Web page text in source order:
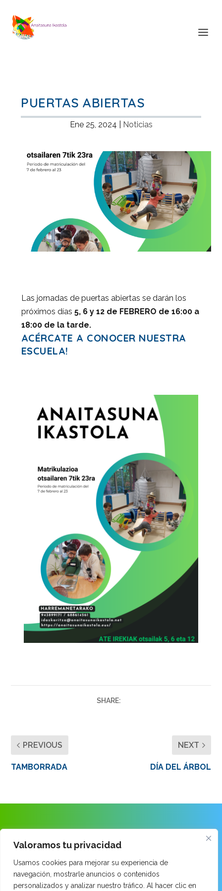
Valoramos tu privacidad
Usamos cookies para mejorar su experiencia de
navegación, mostrarle anuncios o contenidos
personalizados y analizar nuestro tráfico. Al hacer clic en
PUERTAS ABIERTAS
Ene 25, 2024 Noticias
Las jornadas de puertas abiertas se darán los
próximos días 5, 6 y 12 de FEBRERO de 16:00 a
18:00 de la tarde.
ACÉRCATE A CONOCER NUESTRA
ESCUELA!
SHARE:
PREVIOUS
TAMBORRADA
NEXT
DÍA DEL ÁRBOL
ANAITASUNA IKASTOLA
Ongarai Kalea · 48260 Ermua · Bizkaia
Tel: 943 899 171
email:014520aa@hezkuntza.net